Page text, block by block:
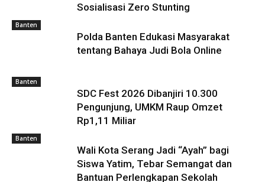
Sosialisasi Zero Stunting
Banten
Polda Banten Edukasi Masyarakat
tentang Bahaya Judi Bola Online
Banten
SDC Fest 2026 Dibanjiri 10.300
Pengunjung, UMKM Raup Omzet
Rp1,11 Miliar
Banten
Wali Kota Serang Jadi “Ayah” bagi
Siswa Yatim, Tebar Semangat dan
Bantuan Perlengkapan Sekolah